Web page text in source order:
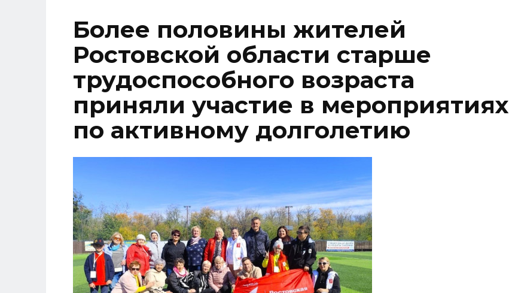
Более половины жителей
Ростовской области старше
трудоспособного возраста
приняли участие в мероприятиях
по активному долголетию